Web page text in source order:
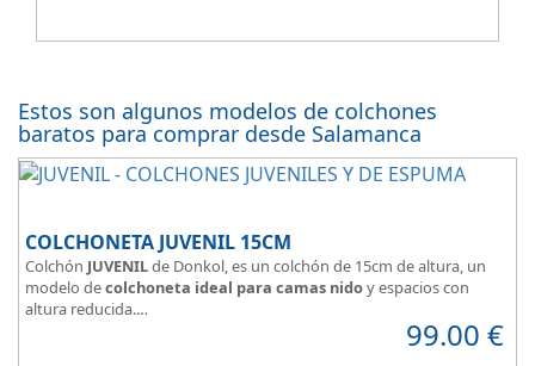
Estos son algunos modelos de colchones
baratos para comprar desde Salamanca
COLCHONETA JUVENIL 15CM
Colchón JUVENILde Donkol, es un colchón de 15cm de altura, un
modelo decolchoneta ideal para camas nidoy espacios con
altura reducida.
suelen elegir
99.00 €